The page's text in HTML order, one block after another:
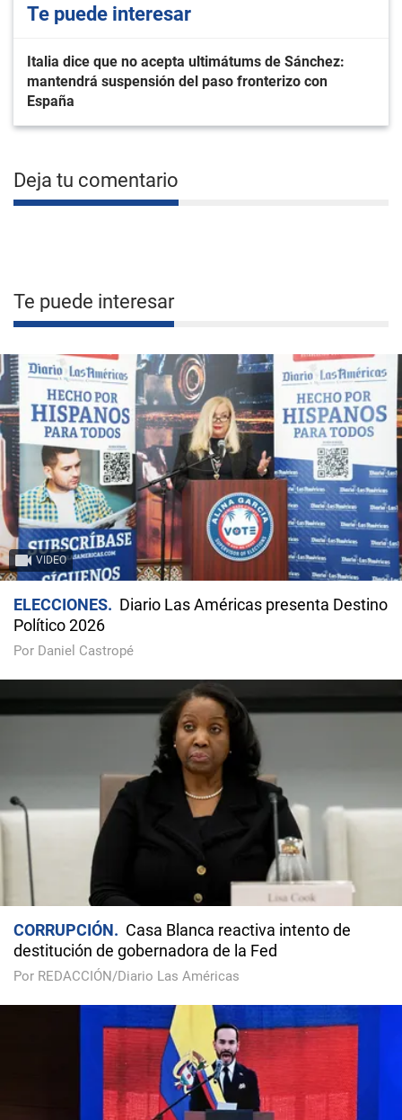
Te puede interesar
Italia dice que no acepta ultimátums de Sánchez:
mantendrá suspensión del paso fronterizo con
España
Deja tu comentario
Te puede interesar
VIDEO
ELECCIONES
Diario Las Américas presenta Destino
Político 2026
Por Daniel Castropé
CORRUPCIÓN
Casa Blanca reactiva intento de
destitución de gobernadora de la Fed
Por REDACCIÓN/Diario Las Américas